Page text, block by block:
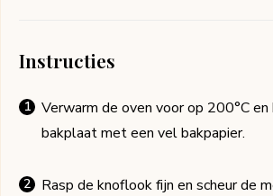
Instructies
Verwarm de oven voor op 200°C
bakplaat met een vel bakpapier.
Rasp de knoflook fijn en scheur de